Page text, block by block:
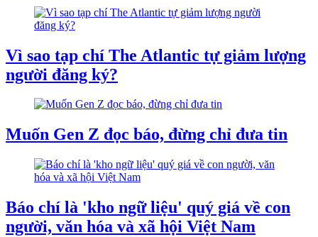
Vì sao tạp chí The Atlantic tự giảm lượng
người đăng ký?
Muốn Gen Z đọc báo, đừng chỉ đưa tin
Báo chí là 'kho ngữ liệu' quý giá về con
người, văn hóa và xã hội Việt Nam